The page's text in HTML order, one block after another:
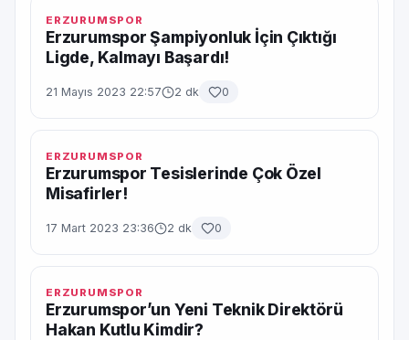
ERZURUMSPOR
Erzurumspor Şampiyonluk İçin Çıktığı
Ligde, Kalmayı Başardı!
21 Mayıs 2023 22:57 2 dk 0
ERZURUMSPOR
Erzurumspor Tesislerinde Çok Özel
Misafirler!
17 Mart 2023 23:36 2 dk 0
ERZURUMSPOR
Erzurumspor’un Yeni Teknik Direktörü
Hakan Kutlu Kimdir?